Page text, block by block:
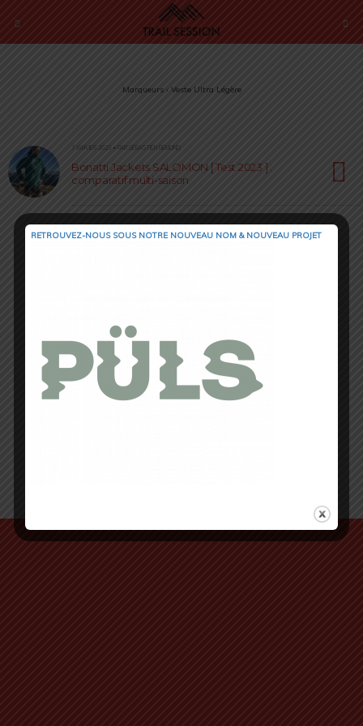
Marqueurs › Veste Ultra Légère
7 JANVIER 2023 • PAR SÉBASTIEN RÉMOND
Bonatti Jackets SALOMON [ Test 2023 ] :
comparatif multi-saison
RETROUVEZ-NOUS SOUS NOTRE NOUVEAU NOM & NOUVEAU PROJET